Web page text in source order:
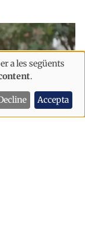
a les següents
.
Accepta